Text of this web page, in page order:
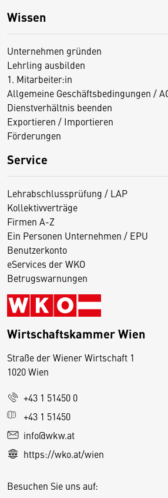
Wissen
Unternehmen gründen
Lehrling ausbilden
1. Mitarbeiter:in
Allgemeine Geschäftsbedingungen /
Dienstverhältnis beenden
Exportieren / Importieren
Förderungen
Service
Lehrabschlussprüfung / LAP
Kollektivverträge
Firmen A-Z
Ein Personen Unternehmen / EPU
Benutzerkonto
eServices der WKO
Betrugswarnungen
Wirtschaftskammer Wien
Straße der Wiener Wirtschaft 1
1020 Wien
+43 1 51450 0
+43 1 51450
info@wkw.at
https://wko.at/wien
Besuchen Sie uns auf:
D
e
s
S